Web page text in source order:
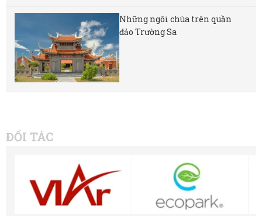
Những ngôi chùa trên quần
đảo Trường Sa
ĐỐI TÁC